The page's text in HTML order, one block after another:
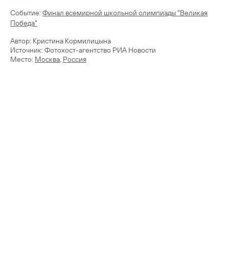
Cобытие: Финал всемирной школьной олимпиады "Великая
Победа"
Автор: Кристина Кормилицына
Источник: Фотохост-агентство РИА Новости
Место: Москва, Россия